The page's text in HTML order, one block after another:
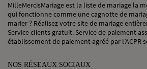
MilleMercisMariage est la liste de mariage la
qui fonctionne comme une cagnotte de
marier ? Réalisez votre site de mariage
Service clients gratuit. Service de paiement
établissement de paiement agréé par l’ACPR
NOS RÉSEAUX SOCIAUX